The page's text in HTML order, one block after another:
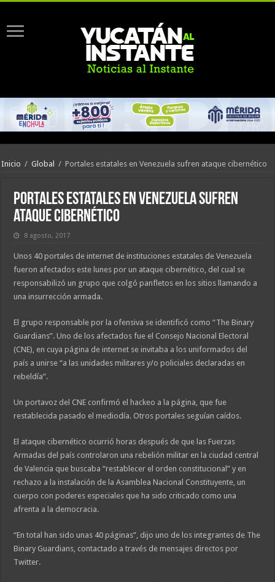
Inicio / Global / Portales estatales en Venezuela sufren ataque cibernético
Portales estatales en Venezuela sufren
ataque cibernético
8 agosto, 2017
Unos 40 portales de internet de instituciones estatales de Venezuela
fueron afectados este lunes por un ataque cibernético, del cual se
responsabilizó un grupo que colgó panfletos en los sitios llamando a
una insurrección armada.
El grupo responsable por la ofensiva se identificó como “The Binary
Guardians”. Uno de los afectados fue el Consejo Nacional Electoral
(CNE), en cuya página de internet se invitaba a los uniformados del
país a unirse “a las unidades militares y/o policiales declaradas en
rebeldía”.
Un portavoz del CNE confirmó el hackeo a la página, que fue
restablecida pasado el mediodía. Otros portales seguían caídos.
El ataque cibernético ocurrió horas después de que las Fuerzas
Armadas del país controlaron una rebelión militar en la ciudad central
de Valencia que buscaba “restablecer el orden constitucional” y en
rechazo a la instalación de la Asamblea Nacional Constituyente, un
cuerpo con poderes especiales que ha sido criticado como una
afrenta a la democracia.
“En total han sido unas 40 páginas”, dijo uno de los integrantes de The
Binary Guardians, contactado a través de mensajes directos por
Twitter.